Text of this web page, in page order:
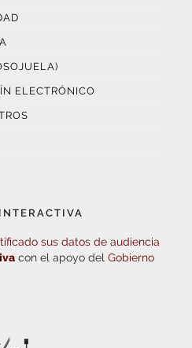
ELECTRÓNICO
sus datos de audiencia
con el apoyo del Gobierno